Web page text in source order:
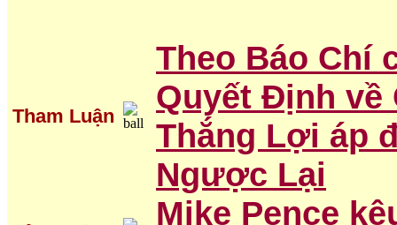
Tham Luận
Theo Báo Chí
Quyết Định về
Thắng Lợi áp
Ngược Lại
Mike Pence